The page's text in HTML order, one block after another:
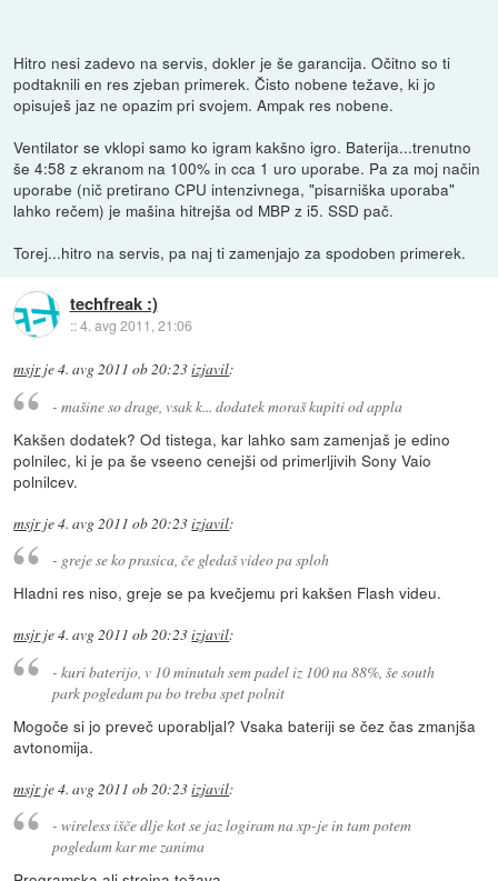
Hitro nesi zadevo na servis, dokler je še garancija. Očitno so ti
podtaknili en res zjeban primerek. Čisto nobene težave, ki jo
opisuješ jaz ne opazim pri svojem. Ampak res nobene.
Ventilator se vklopi samo ko igram kakšno igro. Baterija...trenutno
še 4:58 z ekranom na 100% in cca 1 uro uporabe. Pa za moj način
uporabe (nič pretirano CPU intenzivnega, "pisarniška uporaba"
lahko rečem) je mašina hitrejša od MBP z i5. SSD pač.
Torej...hitro na servis, pa naj ti zamenjajo za spodoben primerek.
techfreak :)
::4. avg 2011, 21:06
msjrje4. avg 2011 ob 20:23izjavil:
- mašine so drage, vsak k... dodatek moraš kupiti od appla
Kakšen dodatek? Od tistega, kar lahko sam zamenjaš je edino
polnilec, ki je pa še vseeno cenejši od primerljivih Sony Vaio
polnilcev.
msjrje4. avg 2011 ob 20:23izjavil:
- greje se ko prasica, če gledaš video pa sploh
Hladni res niso, greje se pa kvečjemu pri kakšen Flash videu.
msjrje4. avg 2011 ob 20:23izjavil:
- kuri baterijo, v 10 minutah sem padel iz 100 na 88%, še south
park pogledam pa bo treba spet polnit
Mogoče si jo preveč uporabljal? Vsaka bateriji se čez čas zmanjša
avtonomija.
msjrje4. avg 2011 ob 20:23izjavil:
- wireless išče dlje kot se jaz logiram na xp-je in tam potem
pogledam kar me zanima